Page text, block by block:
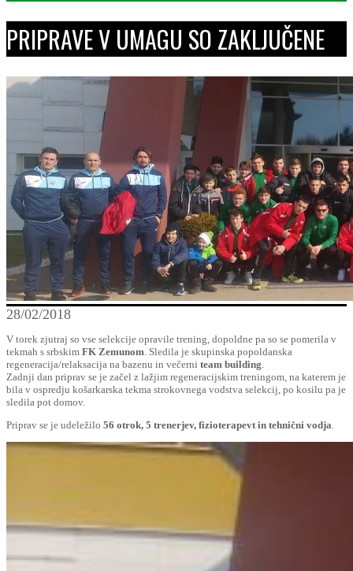
PRIPRAVE V UMAGU SO ZAKLJUČENE
28/02/2018
V torek zjutraj so vse selekcije opravile trening, dopoldne pa so se pomerila v
tekmah s srbskim FK Zemunom . Sledila je skupinska popoldanska
regeneracija/relaksacija na bazenu in večerni team building
Zadnji dan priprav se je začel z lažjim regeneracijskim treningom, na katerem je
bila v ospredju košarkarska tekma strokovnega vodstva selekcij, po kosilu pa je
sledila pot domov.
Priprav se je udeležilo 56 otrok, 5 trenerjev, fizioterapevt in tehnični vodja